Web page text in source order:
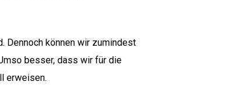
Dennoch können wir zumindest
besser, dass wir für die
erweisen.